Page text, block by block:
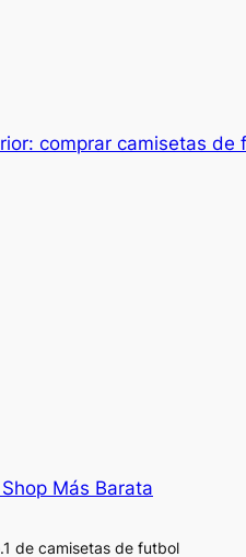
comprar camisetas de
Más Barata
de camisetas de futbol